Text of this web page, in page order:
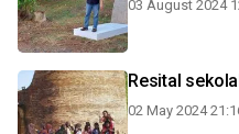
03 August 2024
Resital
02 May 2024